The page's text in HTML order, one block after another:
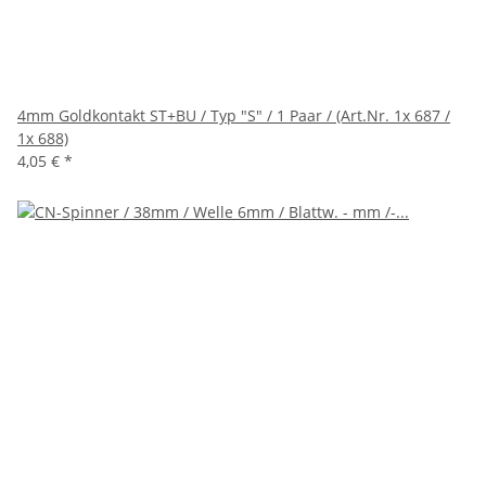
4mm Goldkontakt ST+BU / Typ "S" / 1 Paar / (Art.Nr. 1x 687 /
1x 688)
4,05 € *